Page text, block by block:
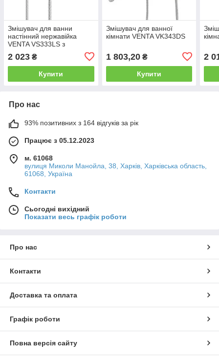
Змішувач для ванни
настінний нержавійка
VENTA VS333LS з
душовим гарнітуром Чехія
2 023 ₴
Купити
Змішувач для ванної
кімнати VENTA VK343DS
1 803,20₴
Купити
2
Про нас
93% позитивних з 164 відгуків за рік
Працює з 05.12.2023
м. 61068
вулиця Миколи Манойла, 38, Харків, Харківська область,
61068, Україна
Контакти
Сьогодні вихідний
Показати весь графік роботи
Про нас
Контакти
Доставка та оплата
Графік роботи
Повна версія сайту